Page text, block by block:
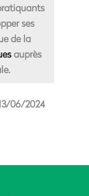
ses
de la
auprès
06/2024